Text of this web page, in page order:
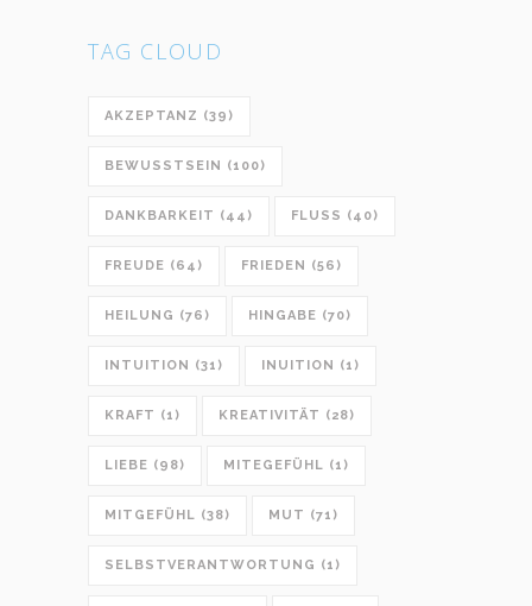
TAG CLOUD
AKZEPTANZ (39)
BEWUSSTSEIN (100)
DANKBARKEIT (44) FLUSS (40)
FREUDE (64) FRIEDEN (56)
HEILUNG (76) HINGABE (70)
INTUITION (31) INUITION (1)
KRAFT (1) KREATIVITÄT (28)
LIEBE (98) MITEGEFÜHL (1)
MITGEFÜHL (38) MUT (71)
SELBSTVERANTWORTUNG (1)